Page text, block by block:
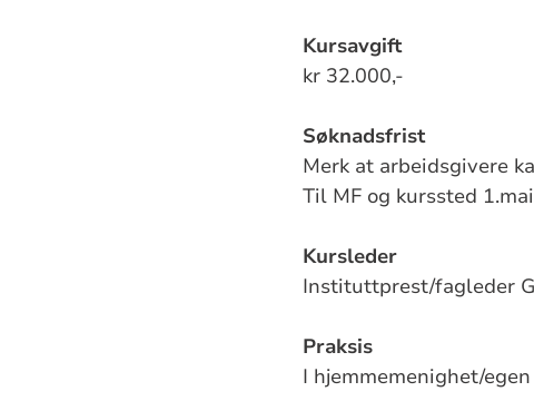
Kursavgift
kr 32.000,-
Søknadsfrist
Merk at arbeidsgivere
Til MF og kurssted
Kursleder
Instituttprest/fagleder
Praksis
I hjemmemenighet/